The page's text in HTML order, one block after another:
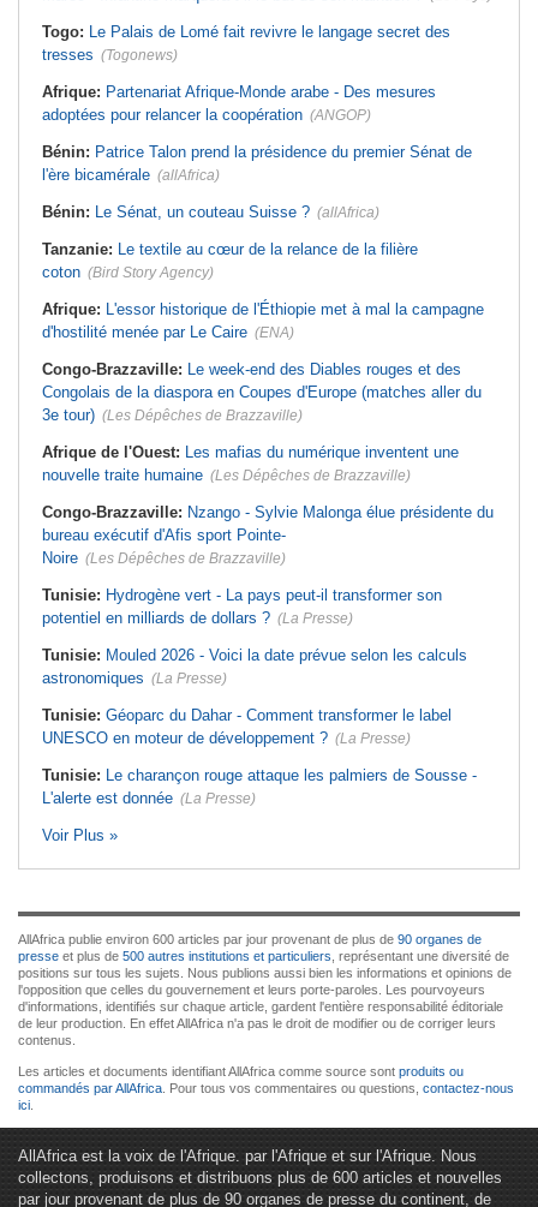
Togo: Le Palais de Lomé fait revivre le langage secret des
tresses (Togonews)
Afrique: Partenariat Afrique-Monde arabe - Des mesures
adoptées pour relancer la coopération (ANGOP)
Bénin: Patrice Talon prend la présidence du premier Sénat de
l'ère bicamérale (allAfrica)
Bénin: Le Sénat, un couteau Suisse ? (allAfrica)
Tanzanie: Le textile au cœur de la relance de la filière
coton (Bird Story Agency)
Afrique: L'essor historique de l'Éthiopie met à mal la campagne
d'hostilité menée par Le Caire (ENA)
Congo-Brazzaville: Le week-end des Diables rouges et des
Congolais de la diaspora en Coupes d'Europe (matches aller du
3e tour) (Les Dépêches de Brazzaville)
Afrique de l'Ouest: Les mafias du numérique inventent une
nouvelle traite humaine (Les Dépêches de Brazzaville)
Congo-Brazzaville: Nzango - Sylvie Malonga élue présidente du
bureau exécutif d'Afis sport Pointe-
Noire (Les Dépêches de Brazzaville)
Tunisie: Hydrogène vert - La pays peut-il transformer son
potentiel en milliards de dollars ? (La Presse)
Tunisie: Mouled 2026 - Voici la date prévue selon les calculs
astronomiques (La Presse)
Tunisie: Géoparc du Dahar - Comment transformer le label
UNESCO en moteur de développement ? (La Presse)
Tunisie: Le charançon rouge attaque les palmiers de Sousse -
L'alerte est donnée (La Presse)
Voir Plus »
AllAfrica publie environ 600 articles par jour provenant de plus de 90 organes de
presse et plus de 500 autres institutions et particuliers , représentant une diversité de
positions sur tous les sujets. Nous publions aussi bien les informations et opinions de
l'opposition que celles du gouvernement et leurs porte-paroles. Les pourvoyeurs
d'informations, identifiés sur chaque article, gardent l'entière responsabilité éditoriale
de leur production. En effet AllAfrica n'a pas le droit de modifier ou de corriger leurs
contenus.
Les articles et documents identifiant AllAfrica comme source sont produits ou
commandés par AllAfrica . Pour tous vos commentaires ou questions, contactez-nous
ici
AllAfrica est la voix de l'Afrique. par l'Afrique et sur l'Afrique. Nous
collectons, produisons et distribuons plus de 600 articles et nouvelles
par jour provenant de plus de 90 organes de presse du continent, de